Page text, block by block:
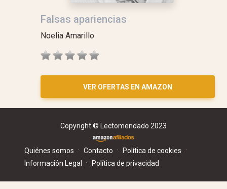
Falsas apariencias
Noelia Amarillo
VER OFERTAS EN AMAZON
Copyright © Lectomendado 2023
Quiénes somos · Contacto · Política de cookies ·
Información Legal · Política de privacidad